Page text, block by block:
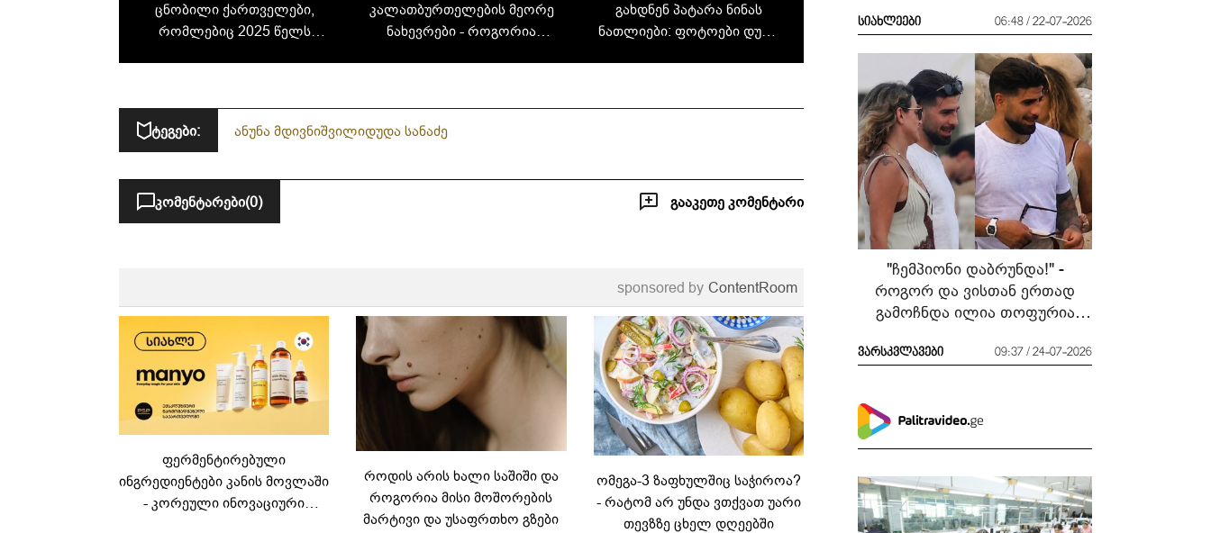
ცნობილი ქართველები,
რომლებიც 2025 წელს
კალათბურთელების მეორე
ნახევრები - როგორია
გახდნენ პატარა ნინას
ნათლიები: ფოტოები დუდა
ტეგები: ანუნა მდივნიშვილიდუდა სანაძე
კომენტარები(0) გააკეთე კომენტარი
sponsored by ContentRoom
ფერმენტირებული
ინგრედიენტები კანის მოვლაში
- კორეული ინოვაციური
როდის არის ხალი საშიში და
როგორია მისი მოშორების
მარტივი და უსაფრთხო გზები
ომეგა-3 ზაფხულშიც საჭიროა?
- რატომ არ უნდა ვთქვათ უარი
თევზზე ცხელ დღეებში
სიახლეები 06:48 / 22-07-2026
"ჩემპიონი დაბრუნდა!" -
როგორ და ვისთან ერთად
გამოჩნდა ილია თოფურია
ვარსკვლავები 09:37 / 24-07-2026